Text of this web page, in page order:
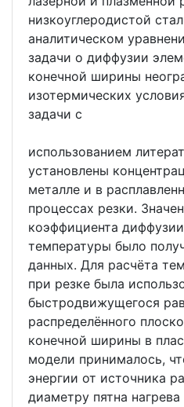
низкоуглеродистой
аналитическом
задачи о диффузии
конечной ширины
изотермических
задачи с
использованием
установлены
металле и в
процессах резки.
коэффициента
температуры было
данных. Для расчёта
при резке была
быстродвижущегося
распределённого
конечной ширины в
модели принималось,
энергии от источника
диаметру пятна